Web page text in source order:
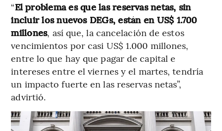
“El problema es que las reservas netas, sin
incluir los nuevos DEGs, están en US$ 1.700
millones, así que, la cancelación de estos
vencimientos por casi US$ 1.000 millones,
entre lo que hay que pagar de capital e
intereses entre el viernes y el martes, tendría
un impacto fuerte en las reservas netas”,
advirtió.